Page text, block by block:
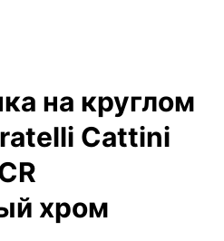
на круглом
Cattini
хром